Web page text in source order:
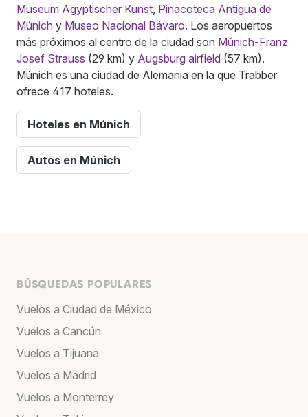
Museum Ägyptischer Kunst Pinacoteca Antigua de
Múnich y Museo Nacional Bávaro. Los aeropuertos
más próximos al centro de la ciudad son Múnich-Franz
Josef Strauss (29 km) y Augsburg airfield (57 km).
Múnich es una ciudad de Alemania en la que Trabber
ofrece 417 hoteles.
Hoteles en Múnich
Autos en Múnich
BÚSQUEDAS POPULARES
Vuelos a Ciudad de México
Vuelos a Cancún
Vuelos a Tijuana
Vuelos a Madrid
Vuelos a Monterrey